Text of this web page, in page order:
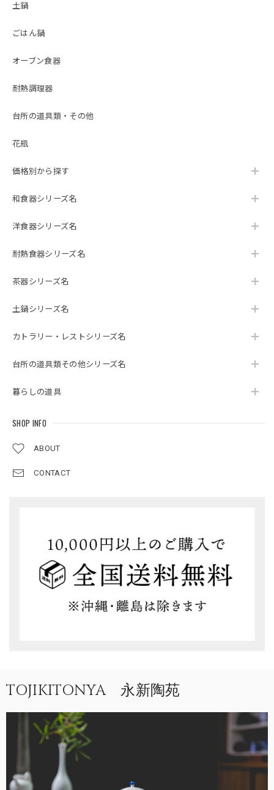
土鍋
ごはん鍋
オーブン食器
耐熱調理器
台所の道具類・その他
花瓶
価格別から探す
和食器シリーズ名
洋食器シリーズ名
耐熱食器シリーズ名
茶器シリーズ名
土鍋シリーズ名
カトラリー・レストシリーズ名
台所の道具類その他シリーズ名
暮らしの道具
SHOP INFO
ABOUT
CONTACT
TOJIKITONYA 永新陶苑